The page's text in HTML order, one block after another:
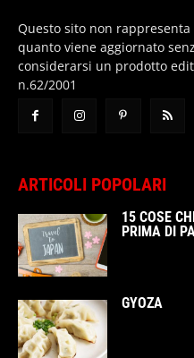
Questo sito non
quanto viene aggiornato
considerarsi un prodotto
n.62/2001
ARTICOLI POPOLARI
15 COSE
PRIMA DI
GYOZA